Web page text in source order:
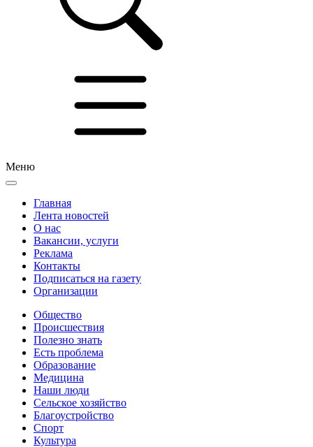
Меню
Главная
Лента новостей
О нас
Вакансии, услуги
Реклама
Контакты
Подписаться на газету
Организации
Общество
Происшествия
Полезно знать
Есть проблема
Образование
Медицина
Наши люди
Сельское хозяйство
Благоустройство
Спорт
Культура